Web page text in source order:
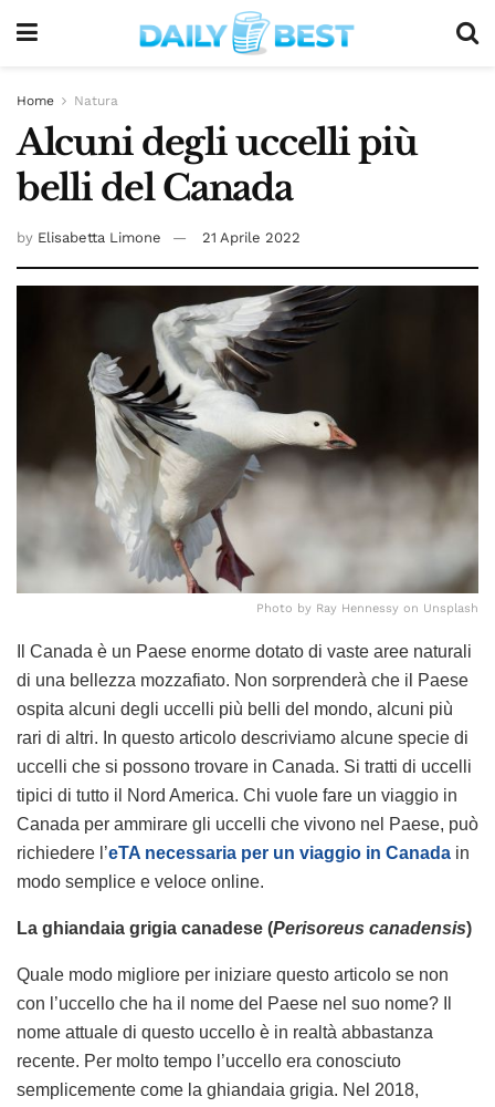
Home Natura
Alcuni degli uccelli più
belli del Canada
by Elisabetta Limone 21 Aprile 2022
Photo by Ray Hennessy on Unsplash
Il Canada è un Paese enorme dotato di vaste aree naturali
di una bellezza mozzafiato. Non sorprenderà che il Paese
ospita alcuni degli uccelli più belli del mondo, alcuni più
rari di altri. In questo articolo descriviamo alcune specie di
uccelli che si possono trovare in Canada. Si tratti di uccelli
tipici di tutto il Nord America. Chi vuole fare un viaggio in
Canada per ammirare gli uccelli che vivono nel Paese, può
richiedere l’eTA necessaria per un viaggio in Canada in
modo semplice e veloce online.
La ghiandaia grigia canadese (Perisoreus canadensis)
Quale modo migliore per iniziare questo articolo se non
con l’uccello che ha il nome del Paese nel suo nome? Il
nome attuale di questo uccello è in realtà abbastanza
recente. Per molto tempo l’uccello era conosciuto
semplicemente come la ghiandaia grigia. Nel 2018,